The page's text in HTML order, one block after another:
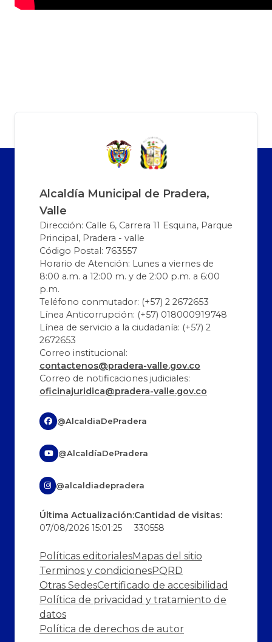
Alcaldía Municipal de Pradera,
Valle
Dirección: Calle 6, Carrera 11 Esquina, Parque
Principal, Pradera - valle
Código Postal: 763557
Horario de Atención: Lunes a viernes de
8:00 a.m. a 12:00 m. y de 2:00 p.m. a 6:00
p.m.
Teléfono conmutador: (+57) 2 2672653
Línea Anticorrupción: (+57) 018000919748
Línea de servicio a la ciudadanía: (+57) 2
2672653
Correo institucional:
contactenos@pradera-valle.gov.co
Correo de notificaciones judiciales:
oficinajuridica@pradera-valle.gov.co
@AlcaldiaDePradera
@AlcaldíaDePradera
@alcaldiadepradera
Última Actualización:
07/08/2026 15:01:25
Cantidad de visitas:
330558
Políticas editorialesMapas del sitio
Terminos y condicionesPQRD
Otras SedesCertificado de accesibilidad
Política de privacidad y tratamiento de
datos
Política de derechos de autor